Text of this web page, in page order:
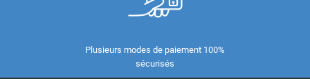
Plusieurs modes de paiement 100%
sécurisés